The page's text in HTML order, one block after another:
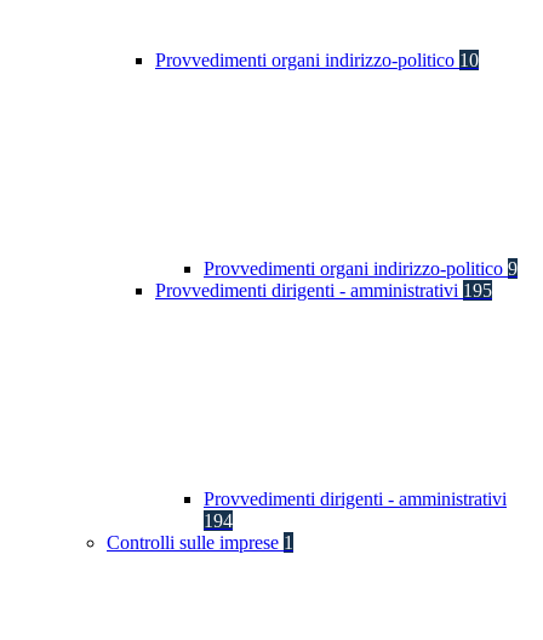
Provvedimenti organi indirizzo-politico 10
Provvedimenti organi indirizzo-politico 9
Provvedimenti dirigenti - amministrativi 195
Provvedimenti dirigenti - amministrativi
194
Controlli sulle imprese 1